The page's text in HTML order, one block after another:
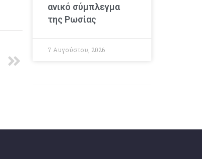
ανικό σύμπλεγμα
της Ρωσίας
7 Αυγούστου, 2026